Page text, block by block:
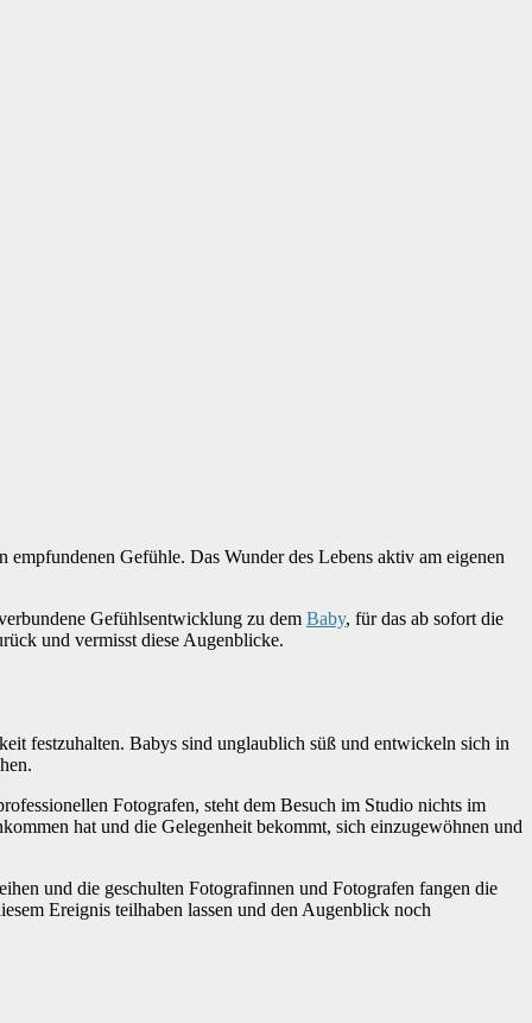
empfundenen Gefühle. Das Wunder des Lebens aktiv am eigenen
Gefühlsentwicklung zu dem Baby, für das ab sofort die
und vermisst diese Augenblicke.
festzuhalten. Babys sind unglaublich süß und entwickeln sich in
Fotografen, steht dem Besuch im Studio nichts im
hat und die Gelegenheit bekommt, sich einzugewöhnen und
und die geschulten Fotografinnen und Fotografen fangen die
Ereignis teilhaben lassen und den Augenblick noch